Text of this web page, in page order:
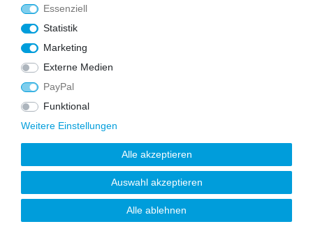
nsc
hlist
Holz-Bilderrahmen Strandhaus
nsc
Wu
nsc
Essenziell
Statistik
Marketing
Externe Medien
PayPal
Funktional
Weitere Einstellungen
Alle akzeptieren
Auswahl akzeptieren
Alle ablehnen